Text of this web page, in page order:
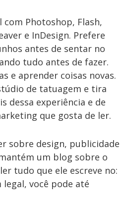
com Photoshop, Flash,
e InDesign. Prefere
antes de sentar no
tudo antes de fazer.
e aprender coisas novas.
de tatuagem e tira
dessa experiência e de
que gosta de ler.
sobre design, publicidade
um blog sobre o
tudo que ele escreve no:
legal, você pode até